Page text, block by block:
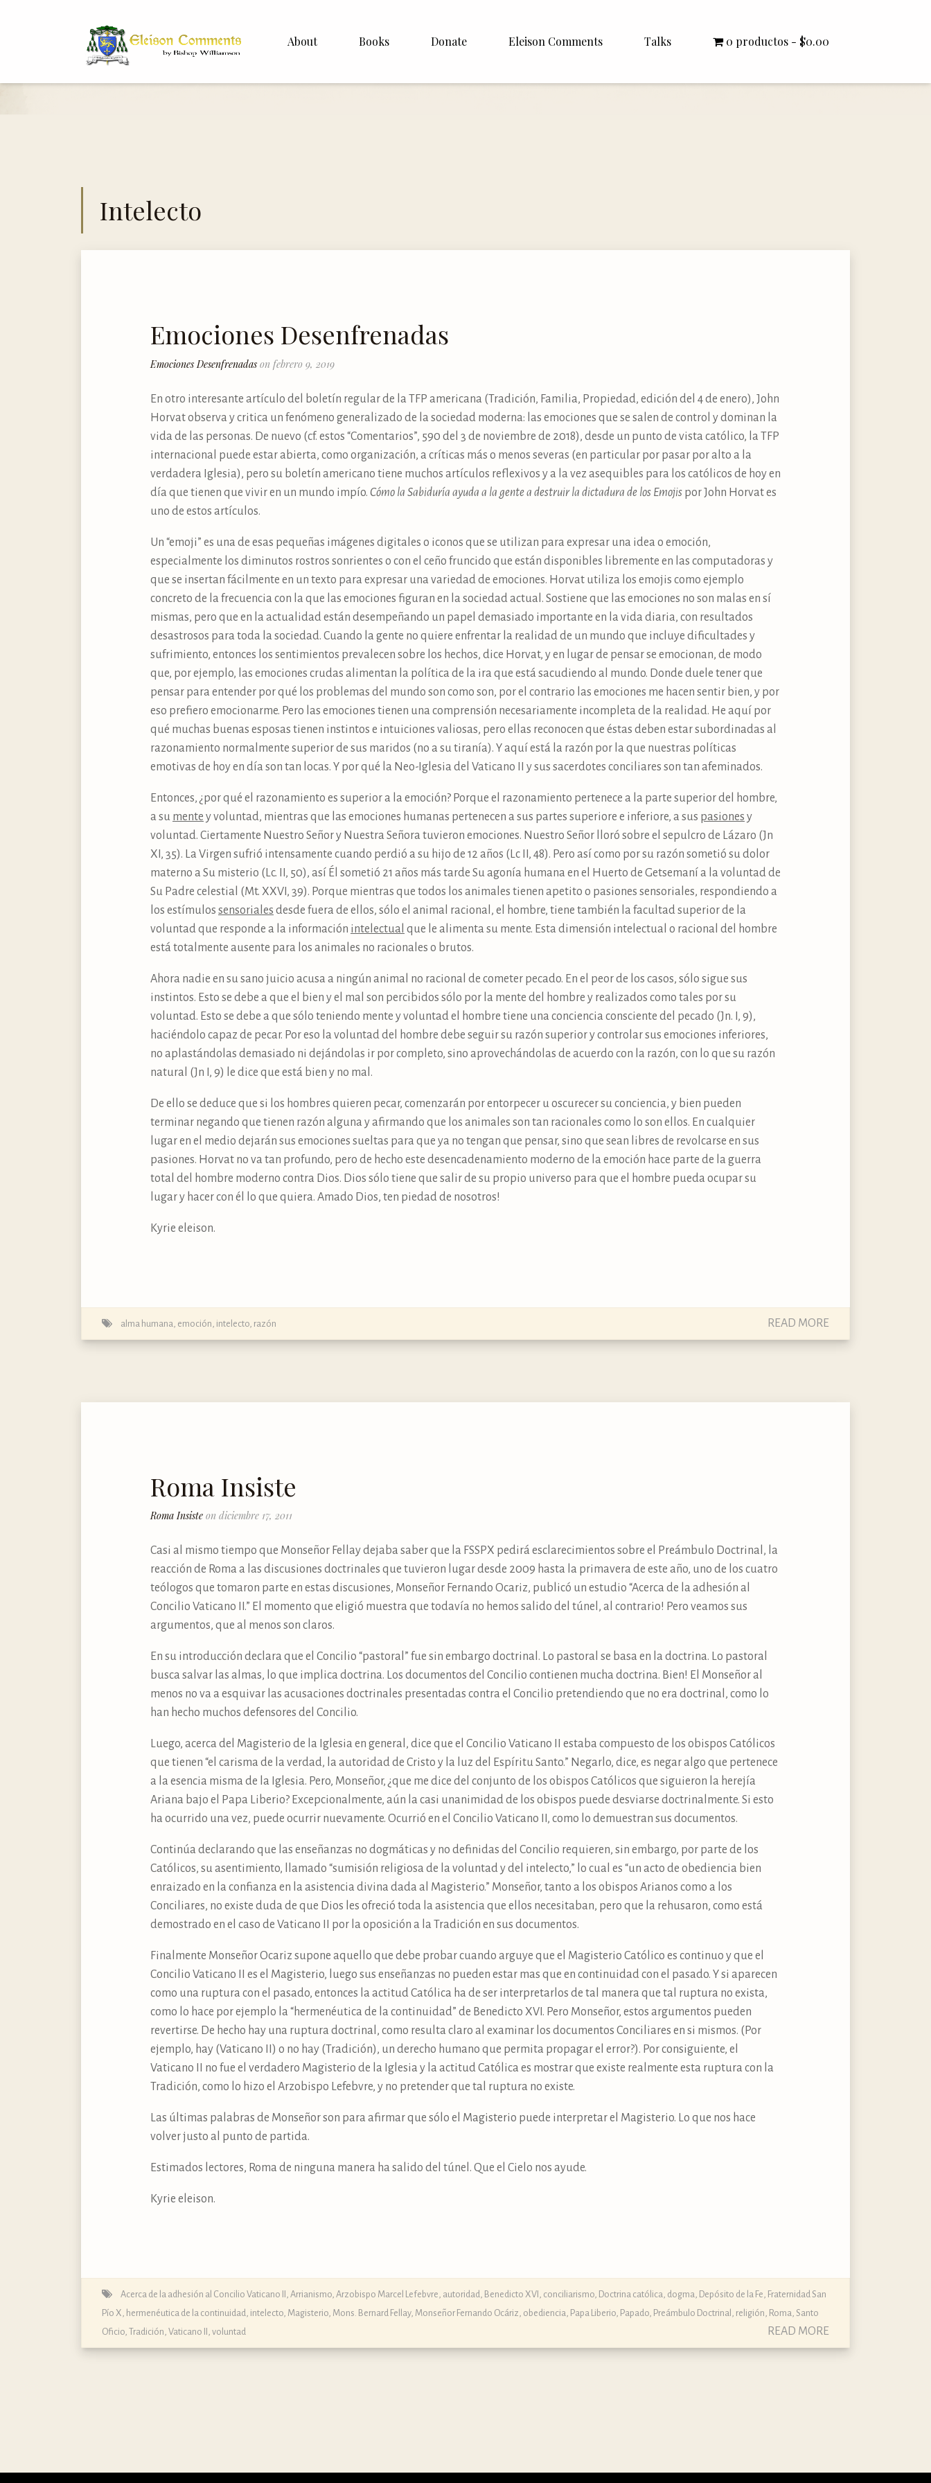
About Books Donate Eleison Comments
Italiano
Talks
Rector Letters
0 productos $0.00
Intelecto
Emociones Desenfrenadas
Emociones Desenfrenadas on febrero 9, 2019
En otro interesante artículo del boletín regular de la TFP americana (Tradición, Familia, Propiedad, edición del 4 de enero), John
Horvat observa y critica un fenómeno generalizado de la sociedad moderna: las emociones que se salen de control y dominan la
vida de las personas. De nuevo (cf. estos “Comentarios”, 590 del 3 de noviembre de 2018), desde un punto de vista católico, la TFP
internacional puede estar abierta, como organización, a críticas más o menos severas (en particular por pasar por alto a la
verdadera Iglesia), pero su boletín americano tiene muchos artículos reflexivos y a la vez asequibles para los católicos de hoy en
día que tienen que vivir en un mundo impío. Cómo la Sabiduría ayuda a la gente a destruir la dictadura de los Emojis por John Horvat es
uno de estos artículos.
Un “emoji” es una de esas pequeñas imágenes digitales o iconos que se utilizan para expresar una idea o emoción,
especialmente los diminutos rostros sonrientes o con el ceño fruncido que están disponibles libremente en las computadoras y
que se insertan fácilmente en un texto para expresar una variedad de emociones. Horvat utiliza los emojis como ejemplo
concreto de la frecuencia con la que las emociones figuran en la sociedad actual. Sostiene que las emociones no son malas en sí
mismas, pero que en la actualidad están desempeñando un papel demasiado importante en la vida diaria, con resultados
desastrosos para toda la sociedad. Cuando la gente no quiere enfrentar la realidad de un mundo que incluye dificultades y
sufrimiento, entonces los sentimientos prevalecen sobre los hechos, dice Horvat, y en lugar de pensar se emocionan, de modo
que, por ejemplo, las emociones crudas alimentan la política de la ira que está sacudiendo al mundo. Donde duele tener que
pensar para entender por qué los problemas del mundo son como son, por el contrario las emociones me hacen sentir bien, y por
eso prefiero emocionarme. Pero las emociones tienen una comprensión necesariamente incompleta de la realidad. He aquí por
qué muchas buenas esposas tienen instintos e intuiciones valiosas, pero ellas reconocen que éstas deben estar subordinadas al
razonamiento normalmente superior de sus maridos (no a su tiranía). Y aquí está la razón por la que nuestras políticas
emotivas de hoy en día son tan locas. Y por qué la Neo-Iglesia del Vaticano II y sus sacerdotes conciliares son tan afeminados.
Entonces, ¿por qué el razonamiento es superior a la emoción? Porque el razonamiento pertenece a la parte superior del hombre,
a su mente y voluntad, mientras que las emociones humanas pertenecen a sus partes superiore e inferiore, a sus pasiones y
voluntad. Ciertamente Nuestro Señor y Nuestra Señora tuvieron emociones. Nuestro Señor lloró sobre el sepulcro de Lázaro (Jn
XI, 35). La Virgen sufrió intensamente cuando perdió a su hijo de 12 años (Lc II, 48). Pero así como por su razón sometió su dolor
materno a Su misterio (Lc. II, 50), así Él sometió 21 años más tarde Su agonía humana en el Huerto de Getsemaní a la voluntad de
Su Padre celestial (Mt. XXVI, 39). Porque mientras que todos los animales tienen apetito o pasiones sensoriales, respondiendo a
los estímulos sensoriales desde fuera de ellos, sólo el animal racional, el hombre, tiene también la facultad superior de la
voluntad que responde a la información intelectual que le alimenta su mente. Esta dimensión intelectual o racional del hombre
está totalmente ausente para los animales no racionales o brutos.
Ahora nadie en su sano juicio acusa a ningún animal no racional de cometer pecado. En el peor de los casos, sólo sigue sus
instintos. Esto se debe a que el bien y el mal son percibidos sólo por la mente del hombre y realizados como tales por su
voluntad. Esto se debe a que sólo teniendo mente y voluntad el hombre tiene una conciencia consciente del pecado (Jn. I, 9),
haciéndolo capaz de pecar. Por eso la voluntad del hombre debe seguir su razón superior y controlar sus emociones inferiores,
no aplastándolas demasiado ni dejándolas ir por completo, sino aprovechándolas de acuerdo con la razón, con lo que su razón
natural (Jn I, 9) le dice que está bien y no mal.
De ello se deduce que si los hombres quieren pecar, comenzarán por entorpecer u oscurecer su conciencia, y bien pueden
terminar negando que tienen razón alguna y afirmando que los animales son tan racionales como lo son ellos. En cualquier
lugar en el medio dejarán sus emociones sueltas para que ya no tengan que pensar, sino que sean libres de revolcarse en sus
pasiones. Horvat no va tan profundo, pero de hecho este desencadenamiento moderno de la emoción hace parte de la guerra
total del hombre moderno contra Dios. Dios sólo tiene que salir de su propio universo para que el hombre pueda ocupar su
lugar y hacer con él lo que quiera. Amado Dios, ten piedad de nosotros!
Kyrie eleison.
alma humana emoción intelecto razón READ MORE
Roma Insiste
Roma Insiste on diciembre 17, 2011
Casi al mismo tiempo que Monseñor Fellay dejaba saber que la FSSPX pedirá esclarecimientos sobre el Preámbulo Doctrinal, la
reacción de Roma a las discusiones doctrinales que tuvieron lugar desde 2009 hasta la primavera de este año, uno de los cuatro
teólogos que tomaron parte en estas discusiones, Monseñor Fernando Ocariz, publicó un estudio “Acerca de la adhesión al
Concilio Vaticano II.” El momento que eligió muestra que todavía no hemos salido del túnel, al contrario! Pero veamos sus
argumentos, que al menos son claros.
En su introducción declara que el Concilio “pastoral” fue sin embargo doctrinal. Lo pastoral se basa en la doctrina. Lo pastoral
busca salvar las almas, lo que implica doctrina. Los documentos del Concilio contienen mucha doctrina. Bien! El Monseñor al
menos no va a esquivar las acusaciones doctrinales presentadas contra el Concilio pretendiendo que no era doctrinal, como lo
han hecho muchos defensores del Concilio.
Luego, acerca del Magisterio de la Iglesia en general, dice que el Concilio Vaticano II estaba compuesto de los obispos Católicos
que tienen “el carisma de la verdad, la autoridad de Cristo y la luz del Espíritu Santo.” Negarlo, dice, es negar algo que pertenece
a la esencia misma de la Iglesia. Pero, Monseñor, ¿que me dice del conjunto de los obispos Católicos que siguieron la herejía
Ariana bajo el Papa Liberio? Excepcionalmente, aún la casi unanimidad de los obispos puede desviarse doctrinalmente. Si esto
ha ocurrido una vez, puede ocurrir nuevamente. Ocurrió en el Concilio Vaticano II, como lo demuestran sus documentos.
Continúa declarando que las enseñanzas no dogmáticas y no definidas del Concilio requieren, sin embargo, por parte de los
Católicos, su asentimiento, llamado “sumisión religiosa de la voluntad y del intelecto,” lo cual es “un acto de obediencia bien
enraizado en la confianza en la asistencia divina dada al Magisterio.” Monseñor, tanto a los obispos Arianos como a los
Conciliares, no existe duda de que Dios les ofreció toda la asistencia que ellos necesitaban, pero que la rehusaron, como está
demostrado en el caso de Vaticano II por la oposición a la Tradición en sus documentos.
Finalmente Monseñor Ocariz supone aquello que debe probar cuando arguye que el Magisterio Católico es continuo y que el
Concilio Vaticano II es el Magisterio, luego sus enseñanzas no pueden estar mas que en continuidad con el pasado. Y si aparecen
como una ruptura con el pasado, entonces la actitud Católica ha de ser interpretarlos de tal manera que tal ruptura no exista,
como lo hace por ejemplo la “hermenéutica de la continuidad” de Benedicto XVI. Pero Monseñor, estos argumentos pueden
revertirse. De hecho hay una ruptura doctrinal, como resulta claro al examinar los documentos Conciliares en si mismos. (Por
ejemplo, hay (Vaticano II) o no hay (Tradición), un derecho humano que permita propagar el error?). Por consiguiente, el
Vaticano II no fue el verdadero Magisterio de la Iglesia y la actitud Católica es mostrar que existe realmente esta ruptura con la
Tradición, como lo hizo el Arzobispo Lefebvre, y no pretender que tal ruptura no existe.
Las últimas palabras de Monseñor son para afirmar que sólo el Magisterio puede interpretar el Magisterio. Lo que nos hace
volver justo al punto de partida.
Estimados lectores, Roma de ninguna manera ha salido del túnel. Que el Cielo nos ayude.
Kyrie eleison.
Acerca de la adhesión al Concilio Vaticano II , Arrianismo, Arzobispo Marcel Lefebvre, autoridad, Benedicto XVI , conciliarismo, Doctrina católica, dogma, Depósito de la Fe, Fraternidad San
Pío X, hermenéutica de la continuidad, intelecto, Magisterio, Mons. Bernard Fellay, Monseñor Fernando Ocáriz, obediencia, Papa Liberio, Papado, Preámbulo Doctrinal , religión, Roma, Santo
Oficio, Tradición, Vaticano II , voluntad READ MORE